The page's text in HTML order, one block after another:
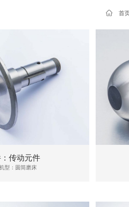
首
传动元件
型：圆筒磨床